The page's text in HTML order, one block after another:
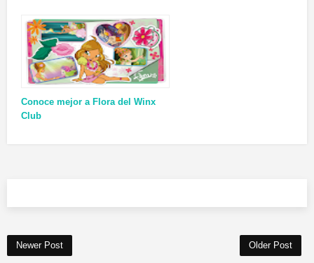
Conoce mejor a Flora del Winx
Club
Newer Post Older Post